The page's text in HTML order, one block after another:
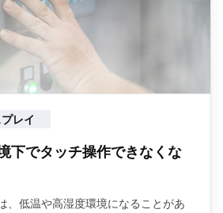
レイ
下でタッチ操作できなくな
、低温や高湿度環境になることがあ